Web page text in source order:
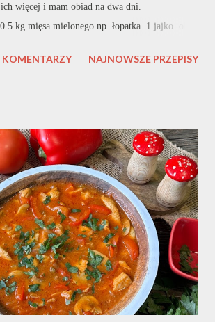
więcej i mam obiad na dwa dni.
kg mięsa mielonego np. łopatka 1 jajko ok.
mąka do panierowania ok. 3 szklanki wody
pokrojoną cebulę oraz czosnek. Dodaję jajko,
przyprawy. Wszystko bardzo dokładnie
ręką. Jeśli jest zbyt kleiste dodaję jeszcze bułki
dodaje jeszcze odrobinę gorącej wody lub
obtaczam w mące. Rozgrzewam olej i na
KOMENTARZY NAJNOWSZE PRZEPISY